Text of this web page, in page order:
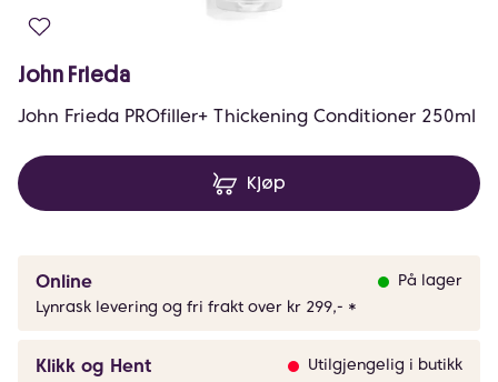
John Frieda
John Frieda PROfiller+ Thickening Conditioner 250ml
Kjøp
Online
På lager
Lynrask levering og fri frakt over kr 299,- *
Klikk og Hent
Utilgjengelig i butikk